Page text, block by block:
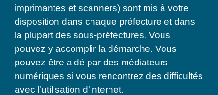
imprimantes et scanners) sont mis à votre
disposition dans chaque préfecture et dans
la plupart des sous-préfectures. Vous
pouvez y accomplir la démarche. Vous
pouvez être aidé par des médiateurs
numériques si vous rencontrez des difficultés
avec l'utilisation d'internet.